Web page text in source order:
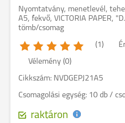
Nyomtatvány, menetlevél,
A5, fekvő, VICTORIA PAPER,
tömb/csomag
(1)
Vélemény (0)
Cikkszám: NVDGEPJ21A5
Csomagolási egység: 10 db /
raktáron